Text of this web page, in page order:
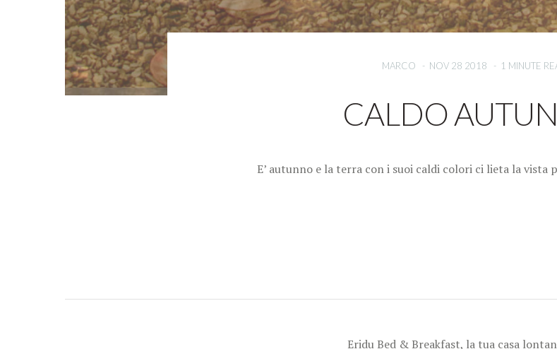
CALDO
E’ autunno e la terra con i suoi caldi colori ci lieta la
Eridu Bed & Breakfast, la tua casa